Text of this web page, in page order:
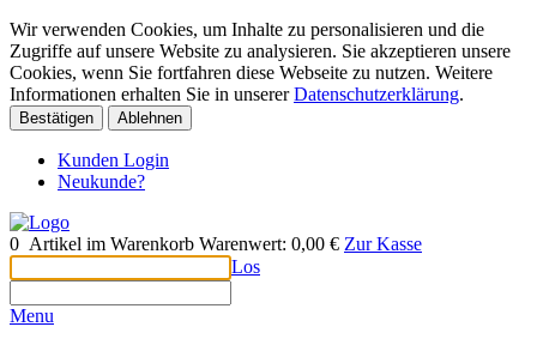
Wir verwenden Cookies, um Inhalte zu personalisieren und die
Zugriffe auf unsere Website zu analysieren. Sie akzeptieren unsere
Cookies, wenn Sie fortfahren diese Webseite zu nutzen. Weitere
Informationen erhalten Sie in unsererDatenschutzerklärung.
Bestätigen Ablehnen
Kunden Login
Neukunde?
0 Artikel im Warenkorb Warenwert: 0,00 € Zur Kasse
Los
Menu